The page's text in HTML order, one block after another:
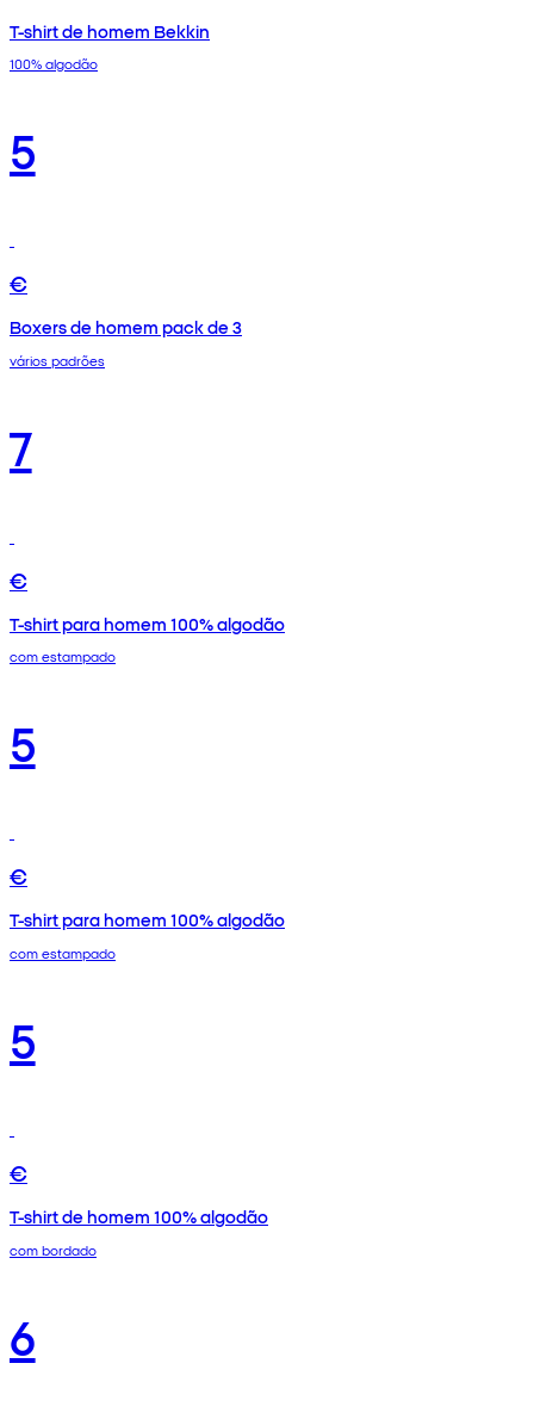
T-shirt de homem Bekkin
100% algodão
5
€
Boxers de homem pack de 3
vários padrões
7
€
T-shirt para homem 100% algodão
com estampado
5
€
T-shirt para homem 100% algodão
com estampado
5
€
T-shirt de homem 100% algodão
com bordado
6